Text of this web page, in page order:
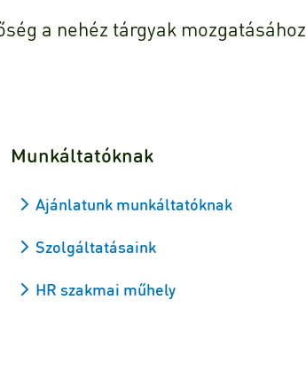
a nehéz tárgyak mozgatásához
Munkáltatóknak
Ajánlatunk munkáltatóknak
Szolgáltatásaink
HR szakmai műhely